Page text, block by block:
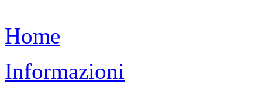
Home
Informazioni